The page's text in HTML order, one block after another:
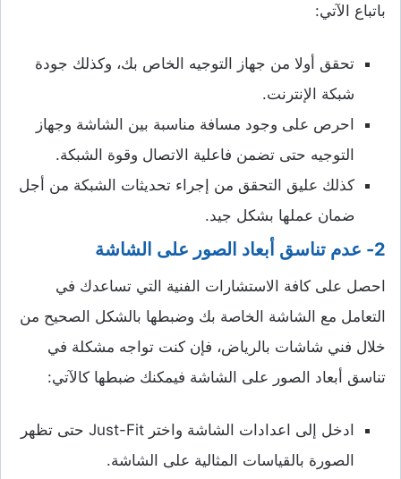
باتباع الآتي:
تحقق أولا من جهاز التوجيه الخاص بك، وكذلك جودة
شبكة الإنترنت.
احرص على وجود مسافة مناسبة بين الشاشة وجهاز
التوجيه حتى تضمن فاعلية الاتصال وقوة الشبكة.
كذلك عليق التحقق من إجراء تحديثات الشبكة من أجل
ضمان عملها بشكل جيد.
2- عدم تناسق أبعاد الصور على الشاشة
احصل على كافة الاستشارات الفنية التي تساعدك في
التعامل مع الشاشة الخاصة بك وضبطها بالشكل الصحيح من
خلال فني شاشات بالرياض، فإن كنت تواجه مشكلة في
تناسق أبعاد الصور على الشاشة فيمكنك ضبطها كالآتي:
ادخل إلى اعدادات الشاشة واختر Just-Fit حتى تظهر
الصورة بالقياسات المثالية على الشاشة.